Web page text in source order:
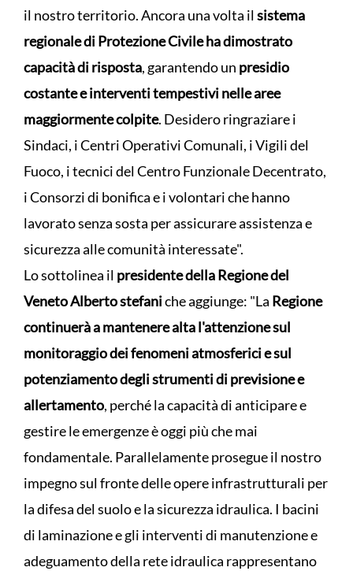
il nostro territorio. Ancora una volta ilsistema
regionale di Protezione Civile ha dimostrato
capacità di risposta, garantendo un presidio
costante e interventi tempestivi nelle aree
maggiormente colpite. Desidero ringraziare i
Sindaci, i Centri Operativi Comunali, i Vigili del
Fuoco, i tecnici del Centro Funzionale Decentrato,
i Consorzi di bonifica e i volontari che hanno
lavorato senza sosta per assicurare assistenza e
sicurezza alle comunità interessate".
Lo sottolinea il presidente della Regione del
Veneto Alberto stefaniche aggiunge: "La Regione
continuerà a mantenere alta l'attenzione sul
monitoraggio dei fenomeni atmosferici e sul
potenziamento degli strumenti di previsione e
allertamento, perché la capacità di anticipare e
gestire le emergenze è oggi più che mai
fondamentale. Parallelamente prosegue il nostro
impegno sul fronte delle opere infrastrutturali per
la difesa del suolo e la sicurezza idraulica. I bacini
di laminazione e gli interventi di manutenzione e
adeguamento della rete idraulica rappresentano